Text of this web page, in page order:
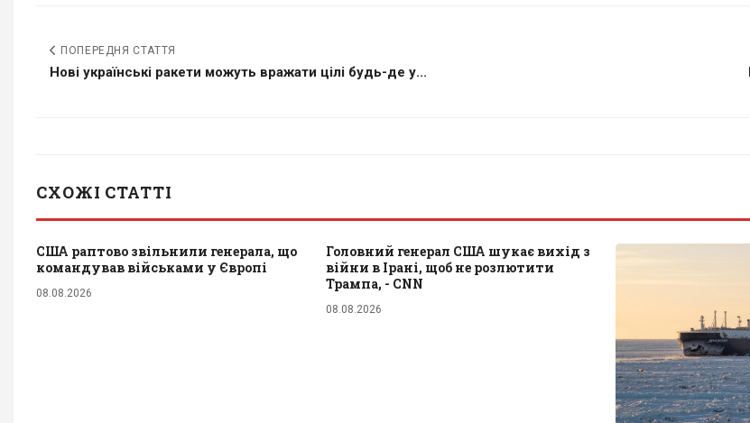
ПОПЕРЕДНЯ СТАТТЯ
Нові українські ракети можуть вражати цілі будь-де у...
СХОЖІ СТАТТІ
США раптово звільнили генерала, що
командував військами у Європі
08.08.2026
Головний генерал США шукає вихід з
війни в Ірані, щоб не розлютити
Трампа, - CNN
08.08.2026